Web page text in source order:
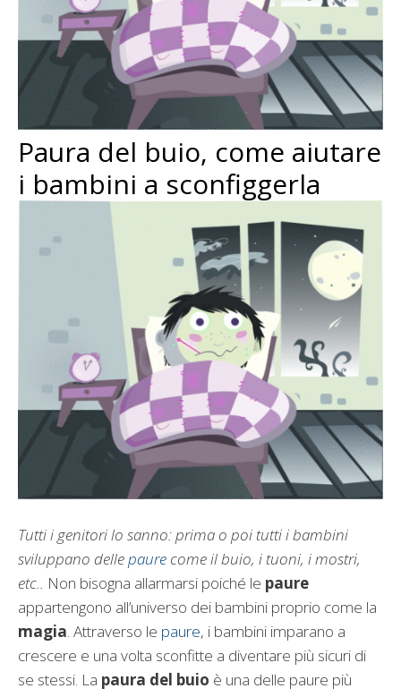
Paura del buio, come aiutare
i bambini a sconfiggerla
Tutti i genitori lo sanno: prima o poi tutti i bambini
sviluppano dellepaure come il buio, i tuoni, i mostri,
etc.. Non bisogna allarmarsi poiché le paure
appartengono all’universo dei bambini proprio come la
magia. Attraverso le paure, i bambini imparano a
crescere e una volta sconfitte a diventare più sicuri di
se stessi. La paura del buio è una delle paure più